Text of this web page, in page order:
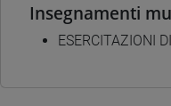
Insegnamenti
ESERCITAZIONI